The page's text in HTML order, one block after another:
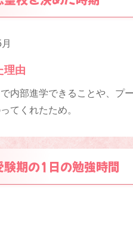
理由
内部進学できることや、プ
てくれたため。
験期の1日の勉強時間